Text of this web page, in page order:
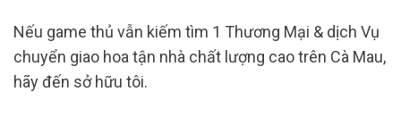
Nếu game thủ vẫn kiếm tìm 1 Thương Mại & dịch Vụ
chuyển giao hoa tận nhà chất lượng cao trên Cà Mau,
hãy đến sở hữu tôi.